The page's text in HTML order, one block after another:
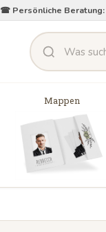
☎ Persönliche Beratung:
Mappen